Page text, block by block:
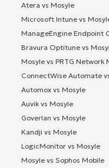
Atera vs Mosyle
Microsoft Intune vs
ManageEngine Endpoint
Bravura Optitune vs
Mosyle vs PRTG Network
ConnectWise Automate
Automox vs Mosyle
Auvik vs Mosyle
Goverlan vs Mosyle
Kandji vs Mosyle
LogicMonitor vs Mosyle
Mosyle vs Sophos Mobile